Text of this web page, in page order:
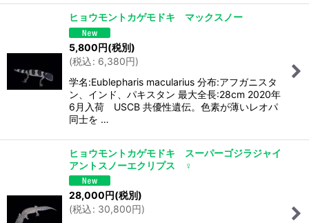
ヒョウモントカゲモドキ マックスノー
5,800円(税別)
(税込: 6,380円)
学名:Eublepharis macularius 分布:アフガニスタ
ン、インド、パキスタン 最大全長:28cm 2020年
6月入荷 USCB 共優性遺伝。色素が薄いレオパ
同士を …
ヒョウモントカゲモドキ スーパーゴジラジャイ
アントスノーエクリプス ♀
28,000円(税別)
(税込: 30,800円)